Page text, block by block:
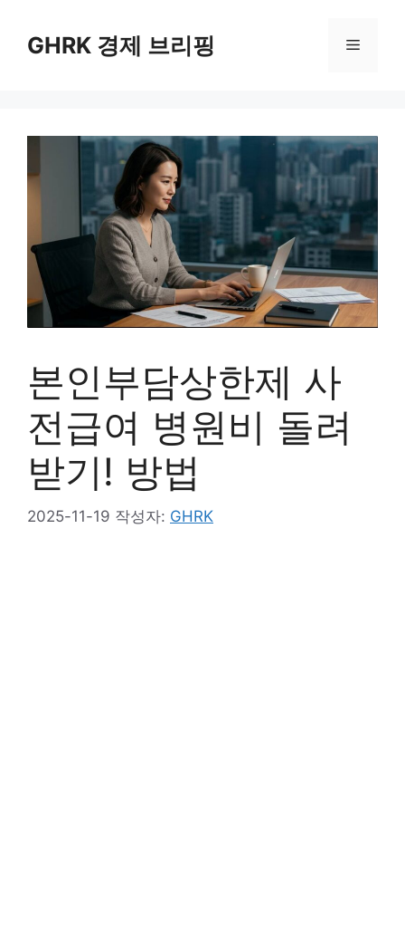
GHRK 경제 브리핑 메
본인부담상한제 사
전급여 병원비 돌려
받기! 방법
2025-11-19 작성자: GHRK